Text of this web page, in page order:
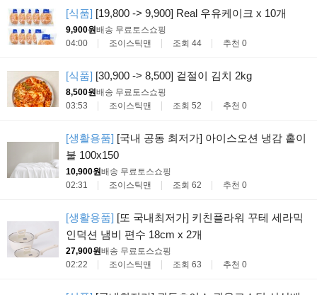
[식품] [19,800 -> 9,900] Real 우유케이크 x 10개
9,900원배송 무료토스쇼핑
04:00
조이스틱맨 조회 44 추천 0
[식품] [30,900 -> 8,500] 겉절이 김치 2kg
8,500원배송 무료토스쇼핑
03:53
조이스틱맨 조회 52 추천 0
[생활용품] [국내 공동 최저가] 아이스오션 냉감 홑이
불 100x150
10,900원배송 무료토스쇼핑
02:31
조이스틱맨 조회 62 추천 0
[생활용품] [또 국내최저가] 키친플라워 꾸테 세라믹
인덕션 냄비 편수 18cm x 2개
27,900원배송 무료토스쇼핑
02:22
조이스틱맨 조회 63 추천 0